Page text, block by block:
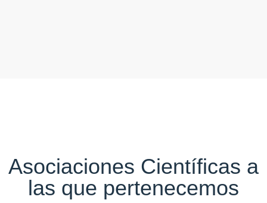
Asociaciones Científicas a
las que pertenecemos